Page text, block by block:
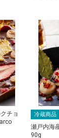
チョ
冷蔵商品
瀬戸内海
90g